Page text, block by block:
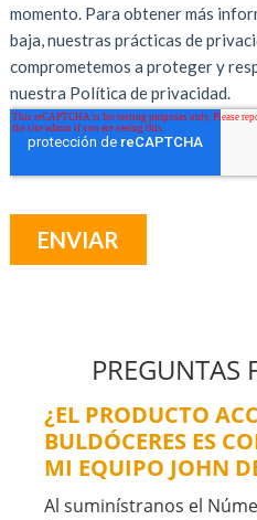
PREGUNTAS
¿EL PRODUCTO
BULDÓCERES ES
MI EQUIPO JOHN
Al suminístranos el